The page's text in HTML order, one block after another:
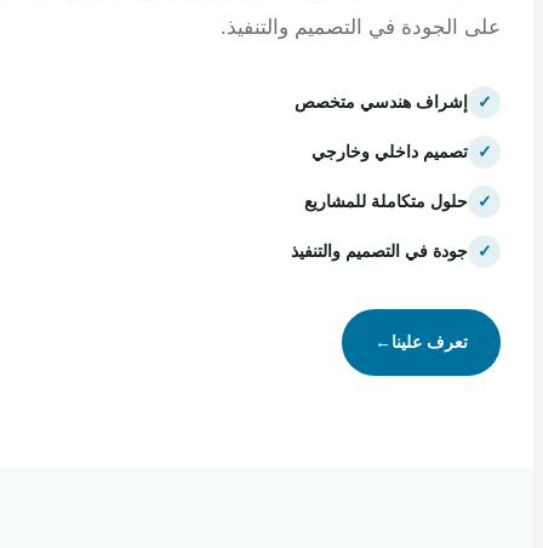
في التصميم والتنفيذ.
إشراف هندسي متخصص
تصميم داخلي وخارجي
حلول متكاملة للمشاريع
جودة في التصميم والتنفيذ
تعرف علينا←